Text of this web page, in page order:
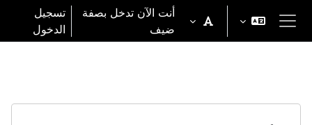
تخطى إلى المحتوى الرئيسي
واجهة جانبية
أنت الآن تدخل بصفة
ضيف
تسجيل
الدخول